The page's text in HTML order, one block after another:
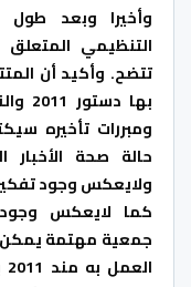
وأخيرا وبعد طول
التنظيمي المتعلق
تتضح. وأكيد أن
ومبررات تأخيره
حالة صحة الأخبار
كما لايعكس
جمعية مهتمة